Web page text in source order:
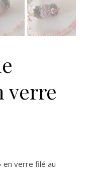
verre
en verre filé au